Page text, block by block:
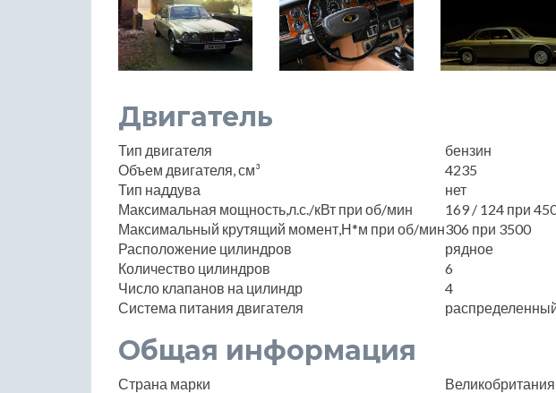
Двигатель
Тип двигателя
бензин
Объем двигателя, см³
4235
Тип наддува
нет
Максимальная мощность,л.с./кВт при об/мин
169 / 124 при
Максимальный крутящий момент,Н*м при об/мин306 при 3500
Расположение цилиндров
рядное
Количество цилиндров
6
Число клапанов на цилиндр
4
Система питания двигателя
Общая информация
Страна марки
Великобритания